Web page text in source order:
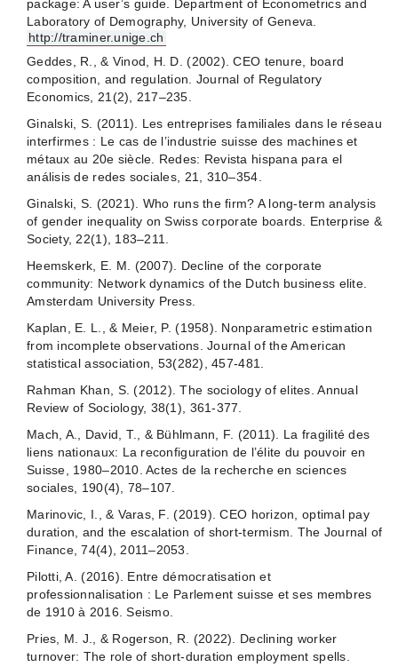
package: A user’s guide. Department of Econometrics and
Laboratory of Demography, University of Geneva.
http://traminer.unige.ch
Geddes, R., & Vinod, H. D. (2002). CEO tenure, board
composition, and regulation. Journal of Regulatory
Economics, 21(2), 217–235.
Ginalski, S. (2011). Les entreprises familiales dans le réseau
interfirmes : Le cas de l’industrie suisse des machines et
métaux au 20e siècle. Redes: Revista hispana para el
análisis de redes sociales, 21, 310–354.
Ginalski, S. (2021). Who runs the firm? A long-term analysis
of gender inequality on Swiss corporate boards. Enterprise &
Society, 22(1), 183–211.
Heemskerk, E. M. (2007). Decline of the corporate
community: Network dynamics of the Dutch business elite.
Amsterdam University Press.
Kaplan, E. L., & Meier, P. (1958). Nonparametric estimation
from incomplete observations. Journal of the American
statistical association, 53(282), 457-481.
Rahman Khan, S. (2012). The sociology of elites. Annual
Review of Sociology, 38(1), 361-377.
Mach, A., David, T., & Bühlmann, F. (2011). La fragilité des
liens nationaux: La reconfiguration de l’élite du pouvoir en
Suisse, 1980–2010. Actes de la recherche en sciences
sociales, 190(4), 78–107.
Marinovic, I., & Varas, F. (2019). CEO horizon, optimal pay
duration, and the escalation of short-termism. The Journal of
Finance, 74(4), 2011–2053.
Pilotti, A. (2016). Entre démocratisation et
professionnalisation : Le Parlement suisse et ses membres
de 1910 à 2016. Seismo.
Pries, M. J., & Rogerson, R. (2022). Declining worker
turnover: The role of short-duration employment spells.